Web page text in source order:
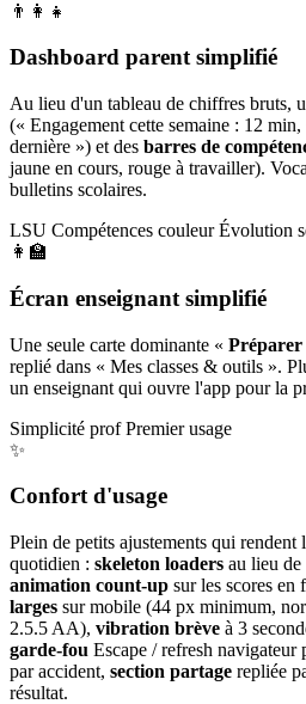
👨‍👩‍👧
Dashboard parent simplifié
Au lieu d'un tableau de chiffres bruts,
(« Engagement cette semaine : 12
dernière ») et des barres de
jaune en cours, rouge à travailler).
bulletins scolaires.
LSU Compétences couleur Évolution
👩‍🏫
Écran enseignant simplifié
Une seule carte dominante « Préparer
replié dans « Mes classes & outils ».
un enseignant qui ouvre l'app pour la
Simplicité prof Premier usage
✨
Confort d'usage
Plein de petits ajustements qui rendent
quotidien : skeleton loaders au lieu
animation count-up sur les scores en
larges sur mobile (44 px minimum,
2.5.5 AA), vibration brève à 3
garde-fou Escape / refresh navigateur
par accident, section partage repliée
résultat.